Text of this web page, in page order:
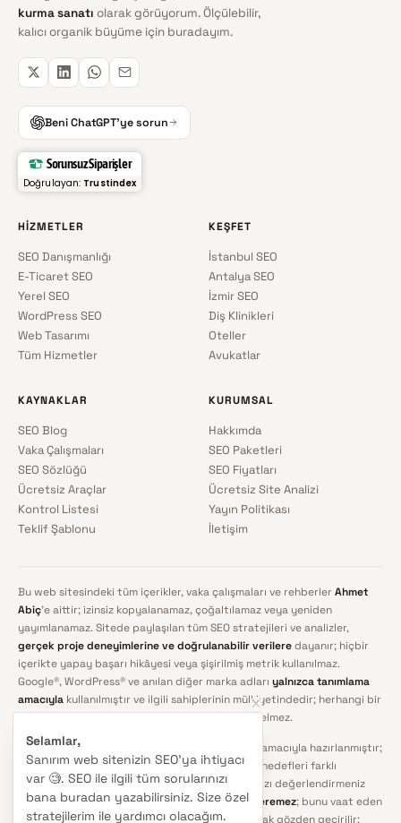
kurma sanatı olarak görüyorum. Ölçülebilir,
kalıcı organik büyüme için buradayım.
Beni ChatGPT'ye sorun
Sorunsuz Siparişler
Doğrulayan: Trustindex
HIZMETLER
SEO Danışmanlığı
E-Ticaret SEO
Yerel SEO
WordPress SEO
Web Tasarımı
Tüm Hizmetler
KEŞFET
İstanbul SEO
Antalya SEO
İzmir SEO
Diş Klinikleri
Oteller
Avukatlar
KAYNAKLAR
SEO Blog
Vaka Çalışmaları
SEO Sözlüğü
Ücretsiz Araçlar
Kontrol Listesi
Teklif Şablonu
KURUMSAL
Hakkımda
SEO Paketleri
SEO Fiyatları
Ücretsiz Site Analizi
Yayın Politikası
İletişim
Bu web sitesindeki tüm içerikler, vaka çalışmaları ve rehberler Ahmet
Abiç'e aittir; izinsiz kopyalanamaz, çoğaltılamaz veya yeniden
yayımlanamaz. Sitede paylaşılan tüm SEO stratejileri ve analizler,
gerçek proje deneyimlerine ve doğrulanabilir verileredayanır; hiçbir
içerikte yapay başarı hikâyesi veya şişirilmiş metrik kullanılmaz.
Google®, WordPress® ve anılan diğer marka adları yalnızca tanımlama
amacıyla kullanılmıştır ve ilgili sahiplerinin mülkiyetindedir; herhangi bir
ortaklık, sponsorluk veya resmî onay anlamına gelmez.
Sitedeki rehber ve analizler genel bilgilendirme amacıyla hazırlanmıştır;
her projenin rekabet ortamı, teknik altyapısı ve hedefleri farklı
olduğundan uygulamadan önce kendi koşullarınızı değerlendirmeniz
önerilir. SEO'dakimse kesin sıralama garantisi veremez; bunu vaat eden
yaklaşımlardan uzak durun. İçerikler düzenli olarak gözden geçirilir;
Selamlar,
Sanırım web sitenizin SEO'ya ihtiyacı
var 🧐. SEO ile ilgili tüm sorularınızı
bana buradan yazabilirsiniz. Size özel
stratejilerim ile yardımcı olacağım.